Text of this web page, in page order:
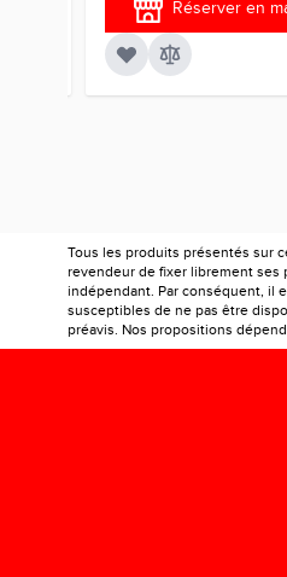
Réserver en
Tous les produits présentés sur
revendeur de fixer librement ses
indépendant. Par conséquent, il
susceptibles de ne pas être
préavis. Nos propositions